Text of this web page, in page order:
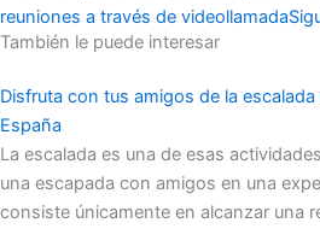
reuniones a través de videollamada
También le puede interesar
Disfruta con tus amigos de la
España
La escalada es una de esas
una escapada con amigos en una
consiste únicamente en alcanzar una